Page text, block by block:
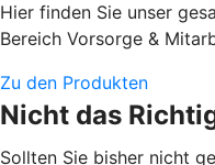
Hier finden Sie unser
Bereich Vorsorge &
Zu den Produkten
Nicht das
Sollten Sie bisher nicht